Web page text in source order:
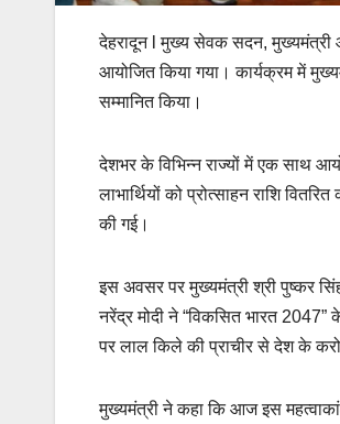
देहरादून l मुख्य सेवक सदन, मुख्यमंत्री
आयोजित किया गया। कार्यक्रम में
सम्मानित किया।
देशभर के विभिन्न राज्यों में एक साथ
लाभार्थियों को प्रोत्साहन राशि
की गई।
इस अवसर पर मुख्यमंत्री श्री पुष्कर
नरेंद्र मोदी ने “विकसित भारत 2047”
पर लाल किले की प्राचीर से देश के
मुख्यमंत्री ने कहा कि आज इस